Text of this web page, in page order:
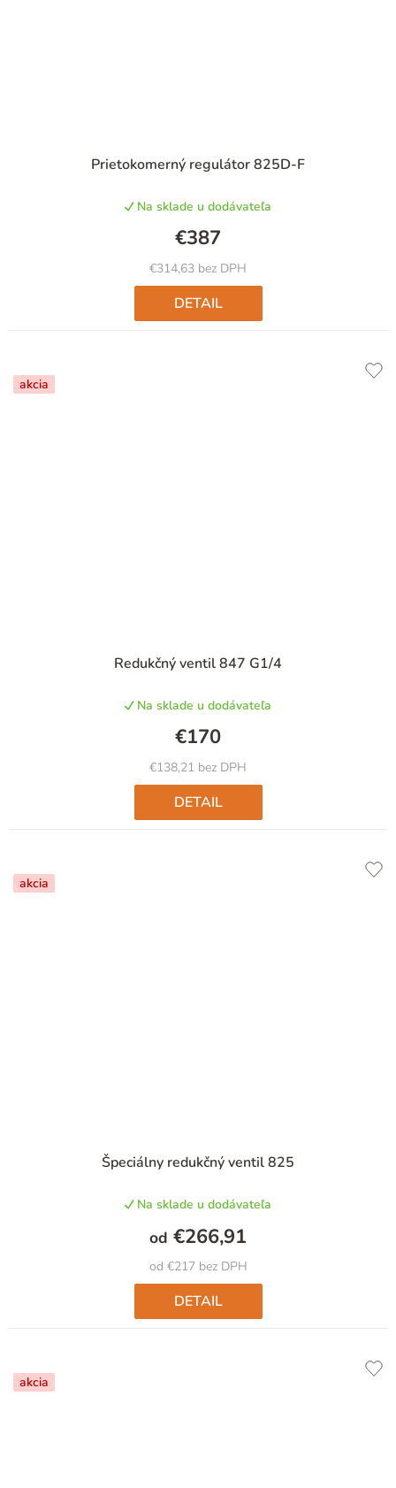
Prietokomerný regulátor 825D-F
Na sklade u dodávateľa
€314,63 bez DPH
€387
DETAIL
akcia
Redukčný ventil 847 G1/4
Na sklade u dodávateľa
€138,21 bez DPH
€170
DETAIL
akcia
Špeciálny redukčný ventil 825
Na sklade u dodávateľa
od €217 bez DPH
od €266,91
DETAIL
akcia